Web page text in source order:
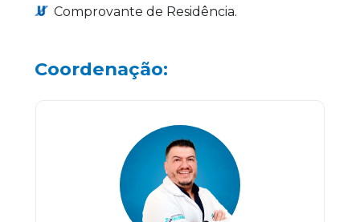
Comprovante de Residência.
Coordenação: